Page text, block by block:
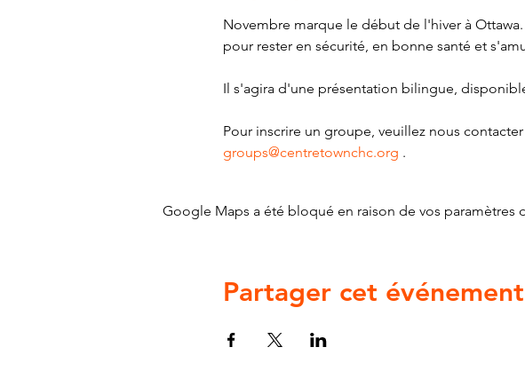
Novembre marque le début de l'hiver à
pour rester en sécurité, en bonne santé et
Il s'agira d'une présentation bilingue,
Pour inscrire un groupe, veuillez nous
groups@centretownchc.org .
Google Maps a été bloqué en raison de vos
Partager cet événement